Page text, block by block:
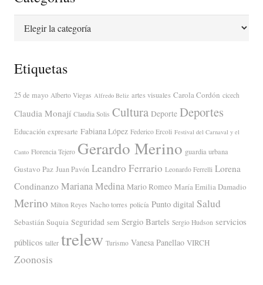
Categorías
Etiquetas
25 de mayo Alberto Viegas Alfredo Beliz artes visuales Carola Cordón cicech
Claudia Monají Claudia Solis Cultura Deporte Deportes
Educación expresarte Fabiana López Federico Ercoli Festival del Carnaval y el
Canto Florencia Tejero Gerardo Merino guardia urbana
Gustavo Paz Juan Pavón Leandro Ferrario Leonardo Ferrelli Lorena
Condinanzo Mariana Medina Mario Romeo María Emilia Damadio
Merino Milton Reyes Nacho torres policía Punto digital Salud
Sebastián Suquia Seguridad sem Sergio Bartels Sergio Hudson servicios
públicos taller trelew Turismo Vanesa Panellao VIRCH
Zoonosis